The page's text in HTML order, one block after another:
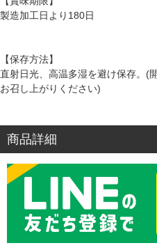
製造加工日より180日
【保存方法】
直射日光、高温多湿を避け保存。(
お召し上がりください)
商品詳細